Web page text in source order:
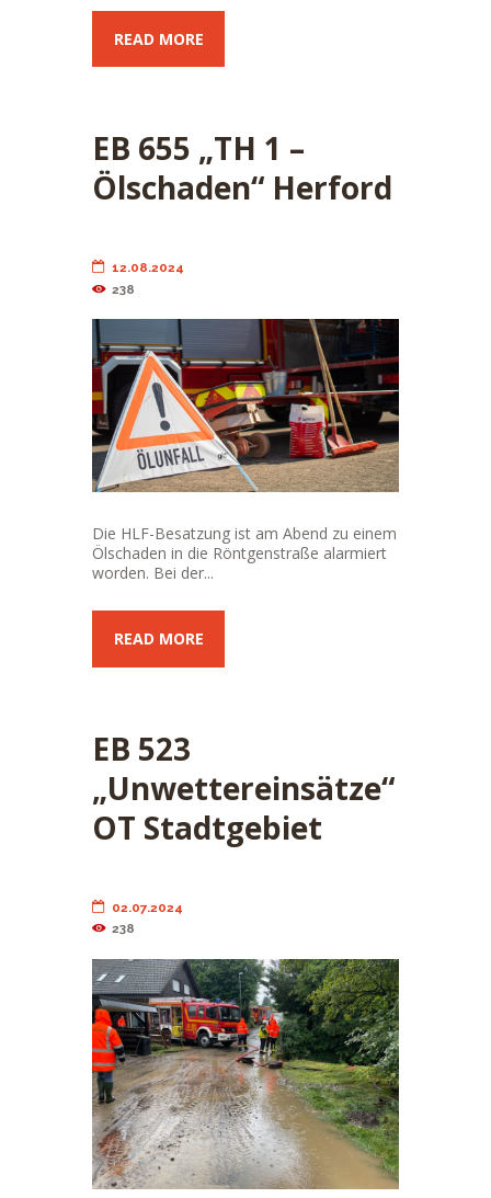
READ MORE
EB 655 „TH 1 –
Ölschaden“ Herford
12.08.2024
238
Die HLF-Besatzung ist am Abend zu einem
Ölschaden in die Röntgenstraße alarmiert
worden. Bei der...
READ MORE
EB 523
„Unwettereinsätze“
OT Stadtgebiet
02.07.2024
238